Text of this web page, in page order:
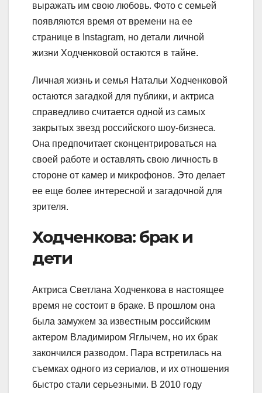
выражать им свою любовь. Фото с семьей
появляются время от времени на ее
странице в Instagram, но детали личной
жизни Ходченковой остаются в тайне.
Личная жизнь и семья Натальи Ходченковой
остаются загадкой для публики, и актриса
справедливо считается одной из самых
закрытых звезд российского шоу-бизнеса.
Она предпочитает сконцентрироваться на
своей работе и оставлять свою личность в
стороне от камер и микрофонов. Это делает
ее еще более интересной и загадочной для
зрителя.
Ходченкова: брак и
дети
Актриса Светлана Ходченкова в настоящее
время не состоит в браке. В прошлом она
была замужем за известным российским
актером Владимиром Яглычем, но их брак
закончился разводом. Пара встретилась на
съемках одного из сериалов, и их отношения
быстро стали серьезными. В 2010 году